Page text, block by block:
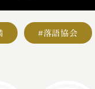
#落語協会